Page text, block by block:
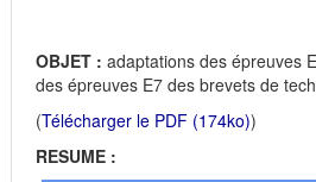
OBJET : adaptations des épreuves
des épreuves E7 des brevets de
(Télécharger le PDF (174ko))
RESUME :